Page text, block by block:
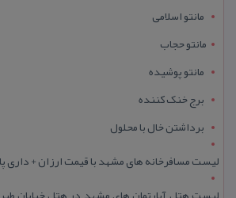
مانتو اسلامی
مانتو حجاب
مانتو پوشیده
برج خنک کننده
برداشتن خال با محلول
لیست مسافرخانه های مشهد با قیمت ارزان + داری پارکینگ +